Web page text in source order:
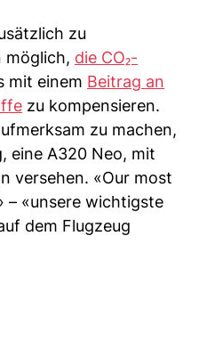
zu
möglich, die CO₂-
mit einem Beitrag an
zu kompensieren.
zu machen,
eine A320 Neo, mit
versehen. «Our most
– «unsere wichtigste
dem Flugzeug